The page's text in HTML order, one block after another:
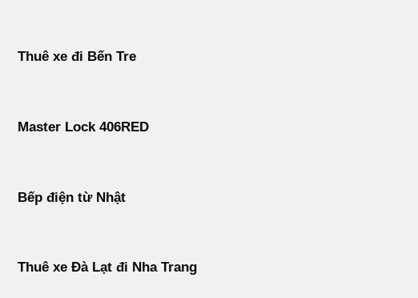
Thuê xe đi Bến Tre
Master Lock 406RED
Bếp điện từ Nhật
Thuê xe Đà Lạt đi Nha Trang